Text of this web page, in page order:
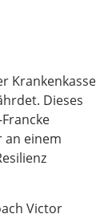
Krankenkasse
Dieses
an einem
Victor